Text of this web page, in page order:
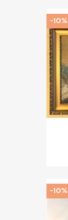
-10%
-10%